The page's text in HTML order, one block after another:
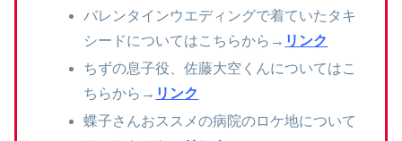
バレンタインウエディングで着ていたタキ
シードについてはこちらから→ リンク
ちずの息子役、佐藤大空くんについてはこ
ちらから→ リンク
蝶子さんおススメの病院のロケ地について